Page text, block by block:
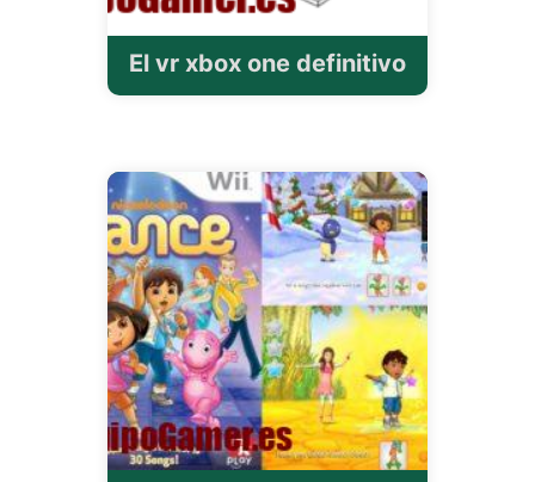
El vr xbox one definitivo